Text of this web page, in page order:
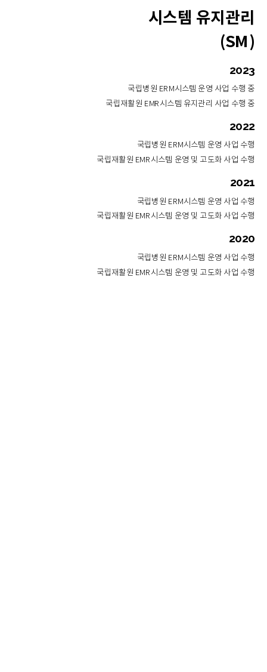
시스템 유지관리
(SM)
2023
국립병원 ERM시스템 운영 사업 수행 중
국립재활원 EMR시스템 유지관리 사업 수행 중
2022
국립병원 ERM시스템 운영 사업 수행
국립재활원 EMR시스템 운영 및 고도화 사업 수행
2021
국립병원 ERM시스템 운영 사업 수행
국립재활원 EMR시스템 운영 및 고도화 사업 수행
2020
국립병원 ERM시스템 운영 사업 수행
국립재활원 EMR시스템 운영 및 고도화 사업 수행